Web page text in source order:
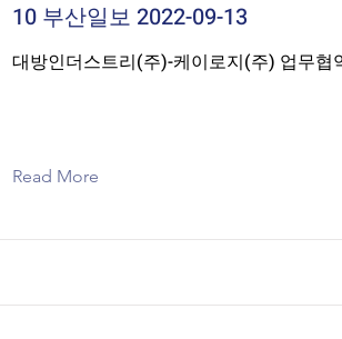
10 부산일보 2022-09-13
대방인더스트리(주)-케이로지(주) 업무협
Read More